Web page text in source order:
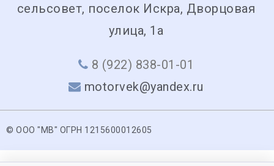
сельсовет, поселок Искра, Дворцовая
улица, 1а
8 (922) 838-01-01
motorvek@yandex.ru
© ООО "МВ" ОГРН 1215600012605